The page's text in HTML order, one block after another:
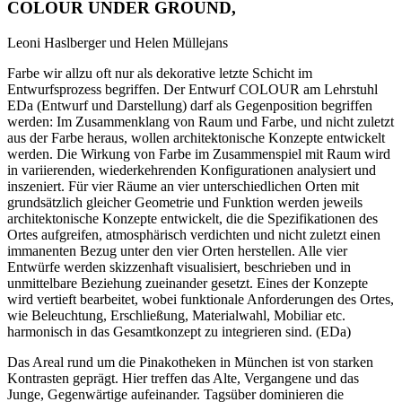
COLOUR UNDER GROUND,
Leoni Haslberger und Helen Müllejans
Farbe wir allzu oft nur als dekorative letzte Schicht im
Entwurfsprozess begriffen. Der Entwurf COLOUR am Lehrstuhl
EDa (Entwurf und Darstellung) darf als Gegenposition begriffen
werden: Im Zusammenklang von Raum und Farbe, und nicht zuletzt
aus der Farbe heraus, wollen architektonische Konzepte entwickelt
werden. Die Wirkung von Farbe im Zusammenspiel mit Raum wird
in variierenden, wiederkehrenden Konfigurationen analysiert und
inszeniert. Für vier Räume an vier unterschiedlichen Orten mit
grundsätzlich gleicher Geometrie und Funktion werden jeweils
architektonische Konzepte entwickelt, die die Spezifikationen des
Ortes aufgreifen, atmosphärisch verdichten und nicht zuletzt einen
immanenten Bezug unter den vier Orten herstellen. Alle vier
Entwürfe werden skizzenhaft visualisiert, beschrieben und in
unmittelbare Beziehung zueinander gesetzt. Eines der Konzepte
wird vertieft bearbeitet, wobei funktionale Anforderungen des Ortes,
wie Beleuchtung, Erschließung, Materialwahl, Mobiliar etc.
harmonisch in das Gesamtkonzept zu integrieren sind. (EDa)
Das Areal rund um die Pinakotheken in München ist von starken
Kontrasten geprägt. Hier treffen das Alte, Vergangene und das
Junge, Gegenwärtige aufeinander. Tagsüber dominieren die